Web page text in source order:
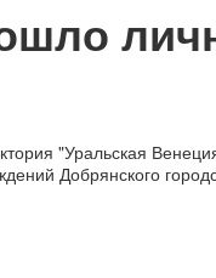
"Уральская
Добрянского